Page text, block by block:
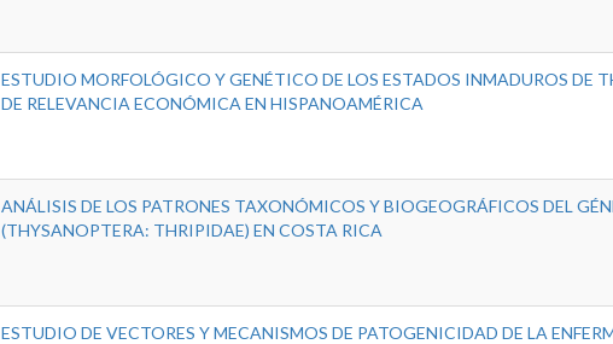
ESTUDIO MORFOLÓGICO Y GENÉTICO DE LOS ESTADOS INMADUROS DE
DE RELEVANCIA ECONÓMICA EN HISPANOAMÉRICA
ANÁLISIS DE LOS PATRONES TAXONÓMICOS Y BIOGEOGRÁFICOS DEL
(THYSANOPTERA: THRIPIDAE) EN COSTA RICA
ESTUDIO DE VECTORES Y MECANISMOS DE PATOGENICIDAD DE LA